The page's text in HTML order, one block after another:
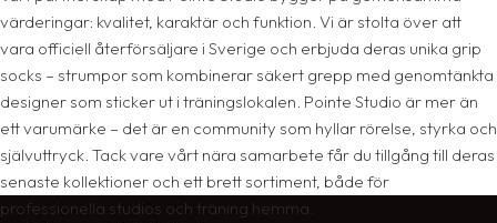
värderingar: kvalitet, karaktär och funktion. Vi är stolta över att
vara officiell återförsäljare i Sverige och erbjuda deras unika grip
socks – strumpor som kombinerar säkert grepp med genomtänkta
designer som sticker ut i träningslokalen. Pointe Studio är mer än
ett varumärke – det är en community som hyllar rörelse, styrka och
självuttryck. Tack vare vårt nära samarbete får du tillgång till deras
senaste kollektioner och ett brett sortiment, både för
professionella studios och träning hemma.